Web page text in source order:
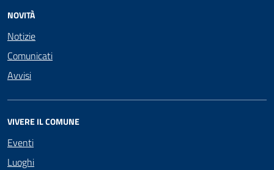
NOVITÀ
Notizie
Comunicati
Avvisi
VIVERE IL COMUNE
Eventi
Luoghi